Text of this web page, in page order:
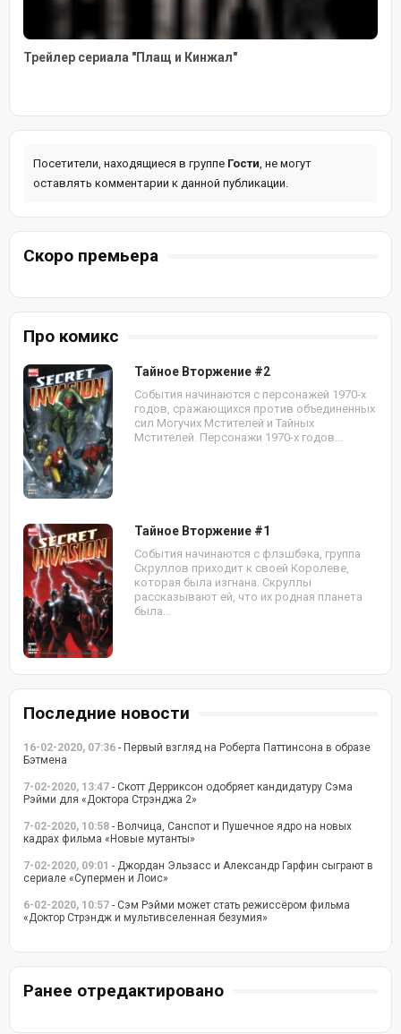
Трейлер сериала "Плащ и Кинжал"
Посетители, находящиеся в группе Гости, не могут
оставлять комментарии к данной публикации.
Скоро премьера
Про комикс
Тайное Вторжение #2
События начинаются с персонажей 1970-х
годов, сражающихся против объединенных
сил Могучих Мстителей и Тайных
Мстителей. Персонажи 1970-х годов...
Тайное Вторжение #1
События начинаются с флэшбэка, группа
Скруллов приходит к своей Королеве,
которая была изгнана. Скруллы
рассказывают ей, что их родная планета
была...
Последние новости
16-02-2020, 07:36 - Первый взгляд на Роберта Паттинсона в образе
Бэтмена
7-02-2020, 13:47 - Скотт Дерриксон одобряет кандидатуру Сэма
Рэйми для «Доктора Стрэнджа 2»
7-02-2020, 10:58 - Волчица, Санспот и Пушечное ядро на новых
кадрах фильма «Новые мутанты»
7-02-2020, 09:01 - Джордан Эльзасс и Александр Гарфин сыграют в
сериале «Супермен и Лоис»
6-02-2020, 10:57 - Сэм Рэйми может стать режиссёром фильма
«Доктор Стрэндж и мультивселенная безумия»
Ранее отредактировано